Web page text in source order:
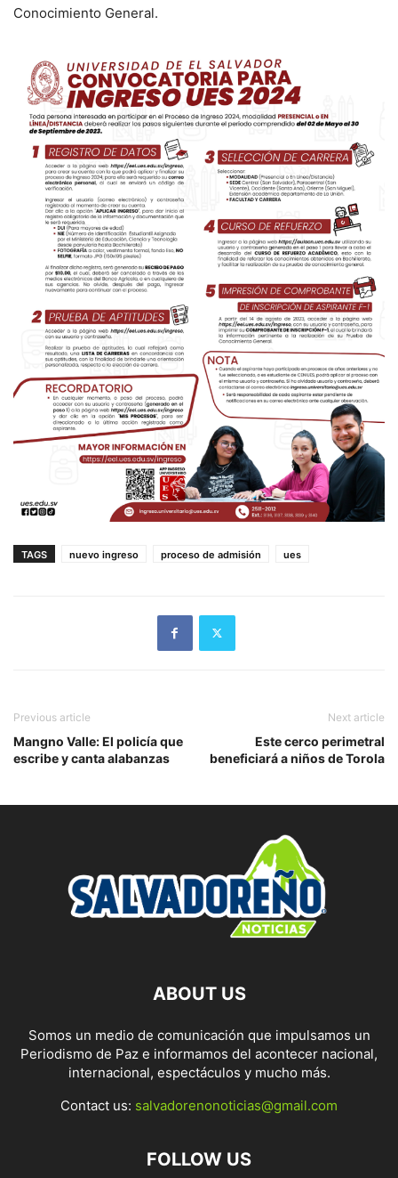
Conocimiento General.
TAGS nuevo ingreso proceso de admisión ues
Previous article
Mangno Valle: El policía que
escribe y canta alabanzas
Next article
Este cerco perimetral
beneficiará a niños de Torola
ABOUT US
Somos un medio de comunicación que impulsamos un
Periodismo de Paz e informamos del acontecer nacional,
internacional, espectáculos y mucho más.
Contact us: salvadorenonoticias@gmail.com
FOLLOW US